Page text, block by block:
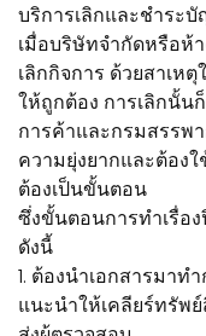
บริการเลิกและชำระ
เมื่อบริษัทจำกัดหรือห้
เลิกกิจการ ด้วยสาเห
ให้ถูกต้อง การเลิกนั้น
การค้าและกรมสรรพ
ความยุ่งยากและต้อง
ต้องเป็นขั้นตอน
ซึ่งขั้นตอนการทำเรื่อ
ดังนี้
1. ต้องนำเอกสารมา
แนะนำให้เคลียร์ทรัพ